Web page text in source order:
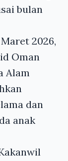
bulan
2026,
Oman
Alam
dan
anak